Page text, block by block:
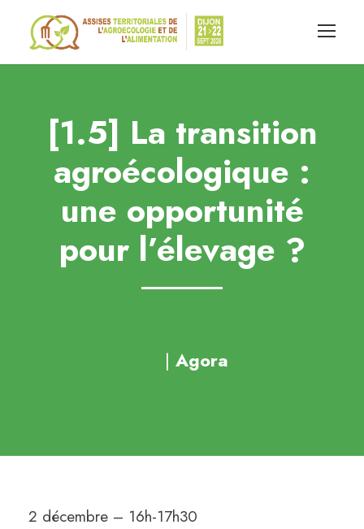
[1.5] La transition
agroécologique :
une opportunité
pour l’élevage ?
| Agora
2 décembre – 16h-17h30